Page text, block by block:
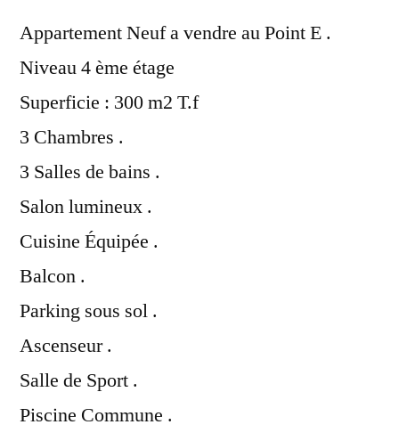
Appartement Neuf a vendre au Point E .
Niveau 4 ème étage
Superficie : 300 m2 T.f
3 Chambres .
3 Salles de bains .
Salon lumineux .
Cuisine Équipée .
Balcon .
Parking sous sol .
Ascenseur .
Salle de Sport .
Piscine Commune .